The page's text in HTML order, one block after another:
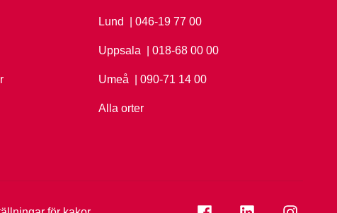
Lund Ring Lund på
| 046-19 77 00
Uppsala Ring Uppsala på
| 018-68 00 00
Umeå Ring Umeå på
| 090-71 14 00
Alla orter
Se folkuniversitetet på
Se